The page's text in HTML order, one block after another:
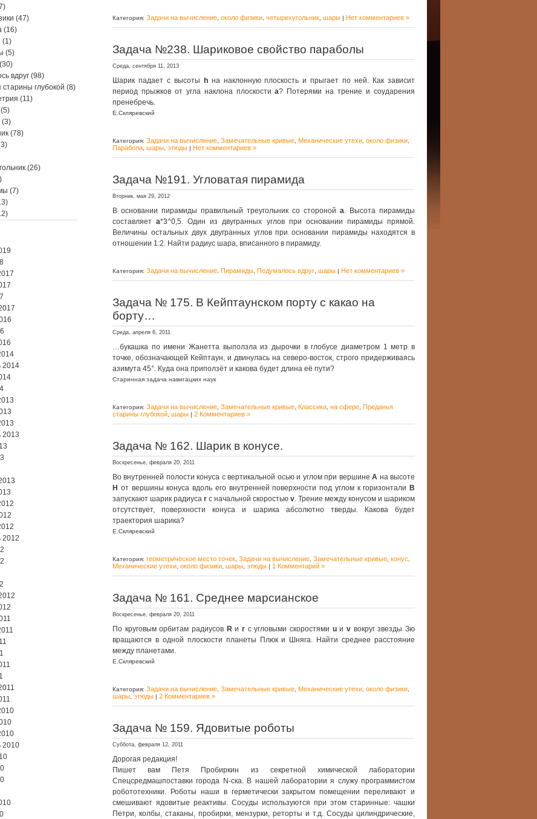
Категория: Задачи на вычисление около физики четырехугольник шары | Нет комментариев »
Задача №238. Шариковое свойство параболы
Среда, сентября 11, 2013
Шарик падает с высоты hна наклонную плоскость и прыгает по ней. Как зависит
период прыжков от угла наклона плоскостиа? Потерями на трение и соударения
пренебречь.
Е.Скляревский
Категория: Задачи на вычисление Замечательные кривые Механические утехи около физики
Парабола шары этюды | Нет комментариев »
Задача №191. Угловатая пирамида
Вторник, мая 29, 2012
В основании пирамиды правильный треугольник со стороной a. Высота пирамиды
составляетa*3^0,5. Один из двугранных углов при основании пирамиды прямой.
Величины остальных двух двугранных углов при основании пирамиды находятся в
отношении 1:2. Найти радиус шара, вписанного в пирамиду.
Категория: Задачи на вычисление Пирамиды Подумалось вдруг шары | Нет комментариев »
Задача № 175. В Кейптаунском порту с какао на
борту…
Среда, апреля 6, 2011
…букашка по имени Жанетта выползла из дырочки в глобусе диаметром 1 метр в
точке, обозначающей Кейптаун, и двинулась на северо-восток, строго придерживаясь
азимута 45°. Куда она приползёт и какова будет длина её пути?
Старинная задача навигацких наук
Категория: Задачи на вычисление Замечательные кривые Классика на сфере Преданья
старины глубокой шары | 2 Комментариев »
Задача № 162. Шарик в конусе.
Воскресенье, февраля 20, 2011
Во внутренней полости конуса с вертикальной осью и углом при вершинеA на высоте
H от вершины конуса вдоль его внутренней поверхности под углом к горизонтали B
запускают шарик радиуса r с начальной скоростью v. Трение между конусом и шариком
отсутствует, поверхности конуса и шарика абсолютно тверды. Какова будет
траектория шарика?
Е.Скляревский
Категория: геометрическое место точек Задачи на вычисление Замечательные кривые конус
Механические утехи около физики шары этюды | 1 Комментарий »
Задача № 161. Среднее марсианское
Воскресенье, февраля 20, 2011
По круговым орбитам радиусов Rиr с угловыми скоростями uиv вокруг звезды Зю
вращаются в одной плоскости планеты Плюк и Шняга. Найти среднее расстояние
между планетами.
Е.Скляревский
Категория: Задачи на вычисление Замечательные кривые Механические утехи около физики
шары этюды | 2 Комментариев »
Задача № 159. Ядовитые роботы
Суббота, февраля 12, 2011
Дорогая редакция!
Пишет вам Петя Пробиркин из секретной химической лаборатории
Спецсредмашпоставки города N-ска. В нашей лаборатории я служу программистом
робототехники. Роботы наши в герметически закрытом помещении переливают и
смешивают ядовитые реактивы. Сосуды используются при этом старинные: чашки
Петри, колбы, стаканы, пробирки, мензурки, реторты и т.д. Сосуды цилиндрические,
(47)
(16)
(1)
(5)
(30)
вдруг (98)
старины глубокой (8)
(11)
(5)
(3)
(78)
(26)
(7)
2014
2013
2012
2010